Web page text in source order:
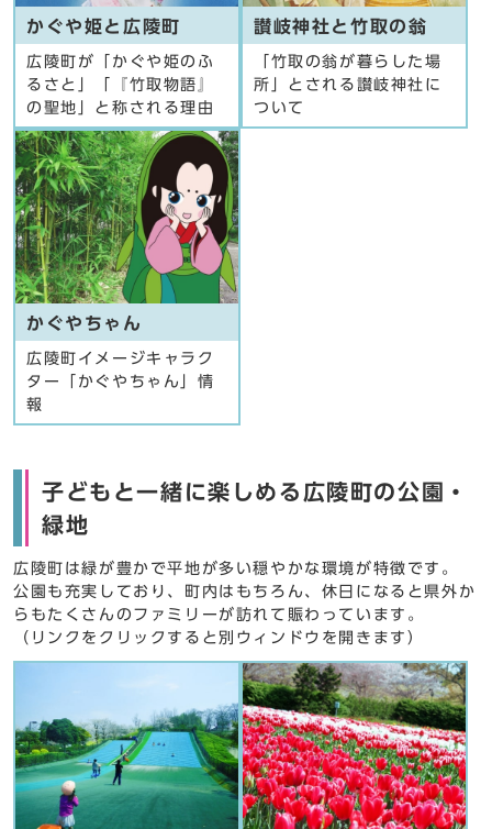
かぐや姫と広陵町
広陵町が「かぐや姫のふ
るさと」「『竹取物語』
の聖地」と称される理由
讃岐神社と竹取の翁
「竹取の翁が暮らした場
所」とされる讃岐神社に
ついて
かぐやちゃん
広陵町イメージキャラク
ター「かぐやちゃん」情
報
子どもと一緒に楽しめる広陵町の公園・
緑地
広陵町は緑が豊かで平地が多い穏やかな環境が特徴です。
公園も充実しており、町内はもちろん、休日になると県外か
らもたくさんのファミリーが訪れて賑わっています。
（リンクをクリックすると別ウィンドウを開きます）